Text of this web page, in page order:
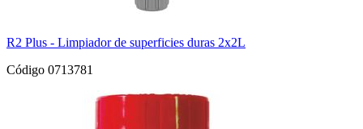
R2 Plus - Limpiador de superficies duras 2x2L
Código 0713781